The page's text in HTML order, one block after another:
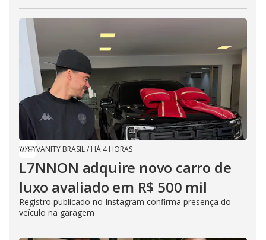
VANITY BRASIL/ HÁ 4 HORAS
L7NNON adquire novo carro de
luxo avaliado em R$ 500 mil
Registro publicado no Instagram confirma presença do
veículo na garagem